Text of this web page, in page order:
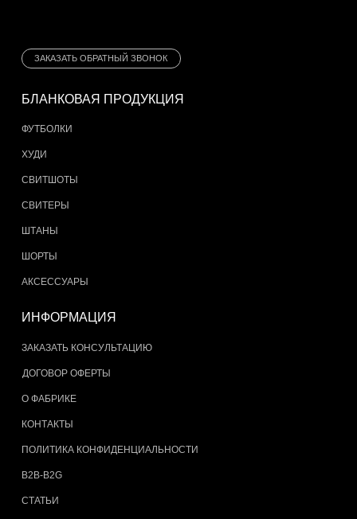
БЛАНКОВАЯ ПРОДУКЦИЯ
ИНФОРМАЦИЯ
ЗАКАЗАТЬ ОБРАТНЫЙ ЗВОНОК
ФУТБОЛКИ
ЗАКАЗАТЬ КОНСУЛЬТАЦИЮ
ДОГОВОР ОФЕРТЫ
О ФАБРИКЕ
КОНТАКТЫ
СТАТЬИ
ПОЛИТИКА КОНФИДЕНЦИАЛЬНОСТИ
B2B-B2G
ХУДИ
СВИТШОТЫ
СВИТЕРЫ
ШТАНЫ
ШОРТЫ
АКСЕССУАРЫ